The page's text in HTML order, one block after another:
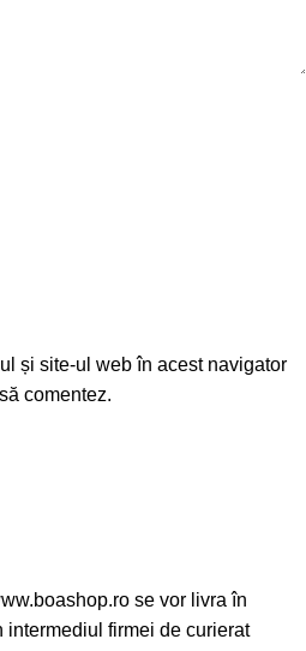
și site-ul web în acest navigator
comentez.
se vor livra în
intermediul firmei de curierat